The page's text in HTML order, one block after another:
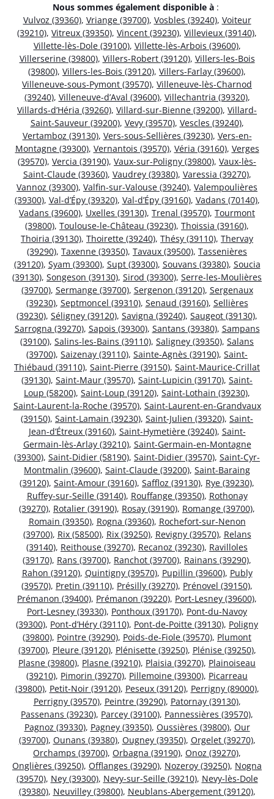
Nous sommes également disponible à :
Vulvoz (39360), Vriange (39700), Vosbles (39240), Voiteur
(39210), Vitreux (39350), Vincent (39230), Villevieux (39140),
Villette-lès-Dole (39100), Villette-lès-Arbois (39600),
Villerserine (39800), Villers-Robert (39120), Villers-les-Bois
(39800), Villers-les-Bois (39120), Villers-Farlay (39600),
Villeneuve-sous-Pymont (39570), Villeneuve-lès-Charnod
(39240), Villeneuve-d’Aval (39600), Villechantria (39320),
Villards-d’Héria (39260), Villard-sur-Bienne (39200), Villard-
Saint-Sauveur (39200), Vevy (39570), Vescles (39240),
Vertamboz (39130), Vers-sous-Sellières (39230), Vers-en-
Montagne (39300), Vernantois (39570), Véria (39160), Verges
(39570), Vercia (39190), Vaux-sur-Poligny (39800), Vaux-lès-
Saint-Claude (39360), Vaudrey (39380), Varessia (39270),
Vannoz (39300), Valfin-sur-Valouse (39240), Valempoulières
(39300), Val-d’Épy (39320), Val-d’Épy (39160), Vadans (70140),
Vadans (39600), Uxelles (39130), Trenal (39570), Tourmont
(39800), Toulouse-le-Château (39230), Thoissia (39160),
Thoiria (39130), Thoirette (39240), Thésy (39110), Thervay
(39290), Taxenne (39350), Tavaux (39500), Tassenières
(39120), Syam (39300), Supt (39300), Souvans (39380), Soucia
(39130), Songeson (39130), Sirod (39300), Serre-les-Moulières
(39700), Sermange (39700), Sergenon (39120), Sergenaux
(39230), Septmoncel (39310), Senaud (39160), Sellières
(39230), Séligney (39120), Savigna (39240), Saugeot (39130),
Sarrogna (39270), Sapois (39300), Santans (39380), Sampans
(39100), Salins-les-Bains (39110), Saligney (39350), Salans
(39700), Saizenay (39110), Sainte-Agnès (39190), Saint-
Thiébaud (39110), Saint-Pierre (39150), Saint-Maurice-Crillat
(39130), Saint-Maur (39570), Saint-Lupicin (39170), Saint-
Loup (58200), Saint-Loup (39120), Saint-Lothain (39230),
Saint-Laurent-la-Roche (39570), Saint-Laurent-en-Grandvaux
(39150), Saint-Lamain (39230), Saint-Julien (39320), Saint-
Jean-d’Étreux (39160), Saint-Hymetière (39240), Saint-
Germain-lès-Arlay (39210), Saint-Germain-en-Montagne
(39300), Saint-Didier (58190), Saint-Didier (39570), Saint-Cyr-
Montmalin (39600), Saint-Claude (39200), Saint-Baraing
(39120), Saint-Amour (39160), Saffloz (39130), Rye (39230),
Ruffey-sur-Seille (39140), Rouffange (39350), Rothonay
(39270), Rotalier (39190), Rosay (39190), Romange (39700),
Romain (39350), Rogna (39360), Rochefort-sur-Nenon
(39700), Rix (58500), Rix (39250), Revigny (39570), Relans
(39140), Reithouse (39270), Recanoz (39230), Ravilloles
(39170), Rans (39700), Ranchot (39700), Rainans (39290),
Rahon (39120), Quintigny (39570), Pupillin (39600), Publy
(39570), Pretin (39110), Présilly (39270), Prénovel (39150),
Prémanon (39400), Prémanon (39220), Port-Lesney (39600),
Port-Lesney (39330), Ponthoux (39170), Pont-du-Navoy
(39300), Pont-d’Héry (39110), Pont-de-Poitte (39130), Poligny
(39800), Pointre (39290), Poids-de-Fiole (39570), Plumont
(39700), Pleure (39120), Plénisette (39250), Plénise (39250),
Plasne (39800), Plasne (39210), Plaisia (39270), Plainoiseau
(39210), Pimorin (39270), Pillemoine (39300), Picarreau
(39800), Petit-Noir (39120), Peseux (39120), Perrigny (89000),
Perrigny (39570), Peintre (39290), Patornay (39130),
Passenans (39230), Parcey (39100), Pannessières (39570),
Pagnoz (39330), Pagney (39350), Oussières (39800), Our
(39700), Ounans (39380), Ougney (39350), Orgelet (39270),
Orchamps (39700), Orbagna (39190), Onoz (39270),
Onglières (39250), Offlanges (39290), Nozeroy (39250), Nogna
(39570), Ney (39300), Nevy-sur-Seille (39210), Nevy-lès-Dole
(39380), Neuvilley (39800), Neublans-Abergement (39120),